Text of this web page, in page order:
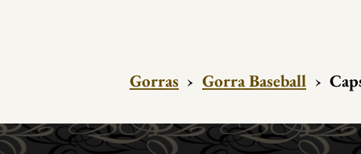
Gorras › Gorra Baseball ›